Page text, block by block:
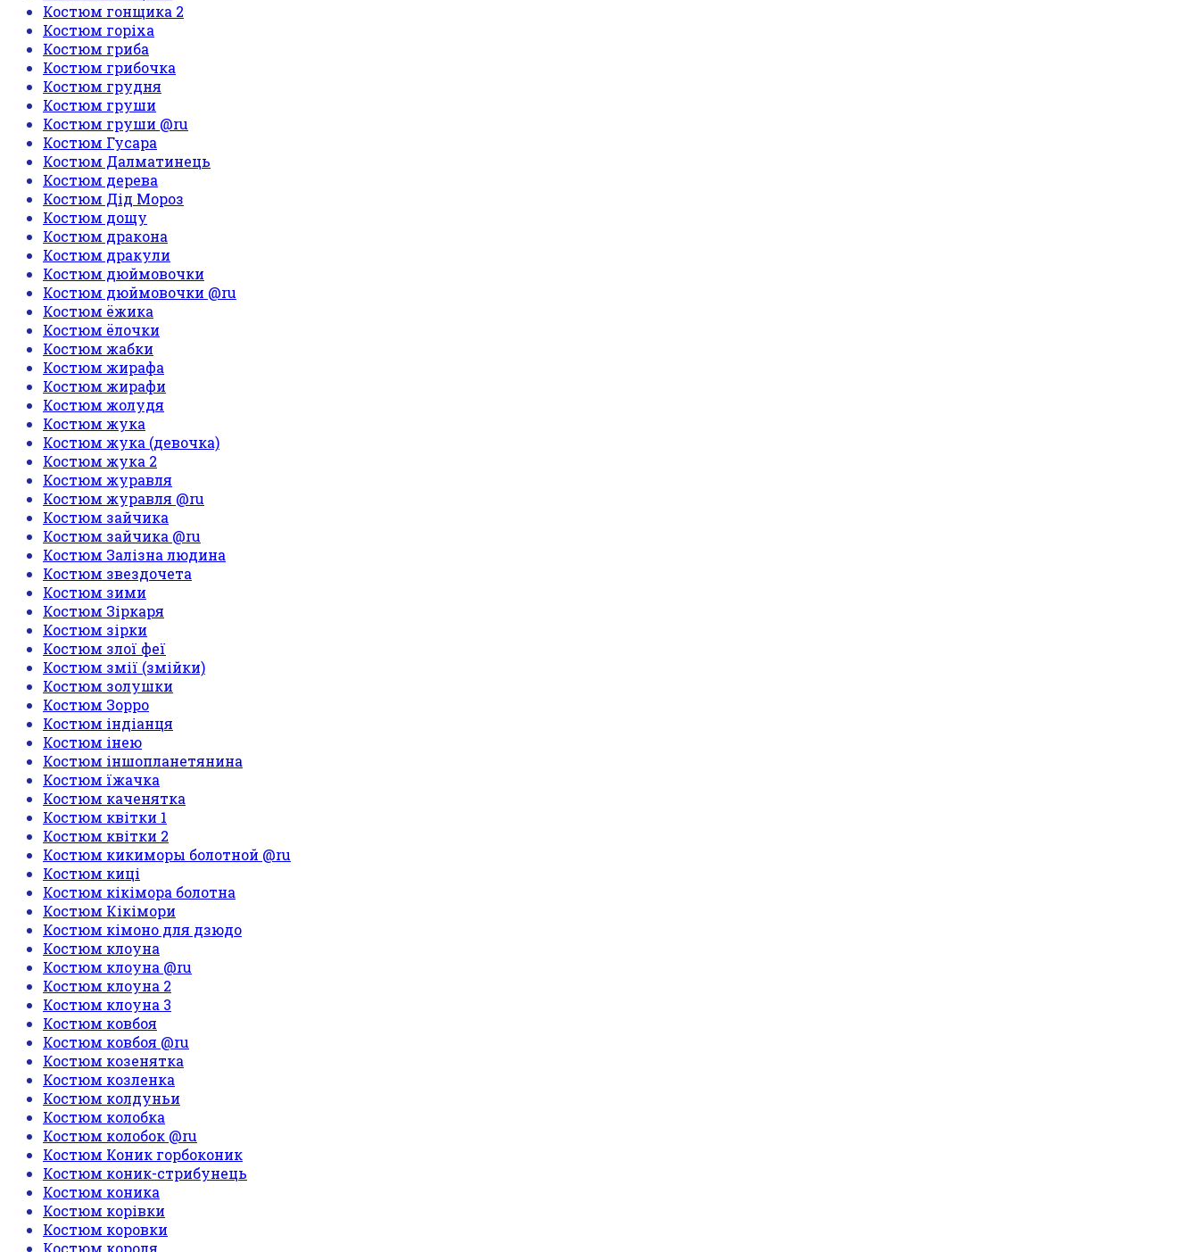
Костюм гонщика 2
Костюм горіха
Костюм гриба
Костюм грибочка
Костюм грудня
Костюм груши
Костюм груши @ru
Костюм Гусара
Костюм Далматинець
Костюм дерева
Костюм Дід Мороз
Костюм дощу
Костюм дракона
Костюм дракули
Костюм дюймовочки
Костюм дюймовочки @ru
Костюм ёжика
Костюм ёлочки
Костюм жабки
Костюм жирафа
Костюм жирафи
Костюм жолудя
Костюм жука
Костюм жука (девочка)
Костюм жука 2
Костюм журавля
Костюм журавля @ru
Костюм зайчика
Костюм зайчика @ru
Костюм Залізна людина
Костюм звездочета
Костюм зими
Костюм Зіркаря
Костюм зірки
Костюм злої феї
Костюм змії (змійки)
Костюм золушки
Костюм Зорро
Костюм індіанця
Костюм інею
Костюм іншопланетянина
Костюм їжачка
Костюм каченятка
Костюм квітки 1
Костюм квітки 2
Костюм кикиморы болотной @ru
Костюм киці
Костюм кікімора болотна
Костюм Кікімори
Костюм кімоно для дзюдо
Костюм клоуна
Костюм клоуна @ru
Костюм клоуна 2
Костюм клоуна 3
Костюм ковбоя
Костюм ковбоя @ru
Костюм козенятка
Костюм козленка
Костюм колдуньи
Костюм колобка
Костюм колобок @ru
Костюм Коник горбоконик
Костюм коник-стрибунець
Костюм коника
Костюм корівки
Костюм коровки